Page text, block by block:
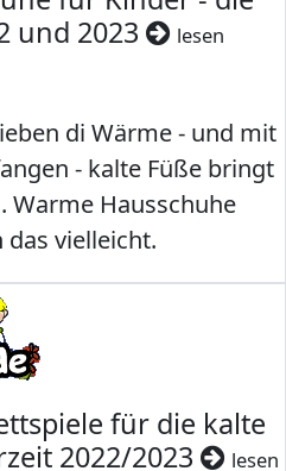
und 2023
lesen
di Wärme - und mit
- kalte Füße bringt
Warme Hausschuhe
vielleicht.
für die kalte
2022/2023
lesen